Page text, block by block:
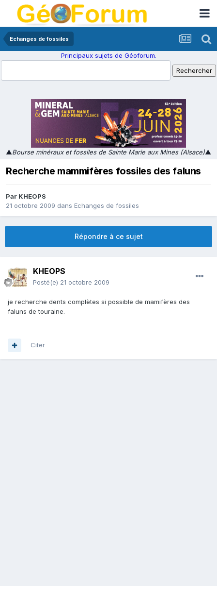
Echanges de fossiles
Principaux sujets de Géoforum.
▲Bourse minéraux et fossiles de Sainte Marie aux Mines (Alsace)▲
Recherche mammifères fossiles des faluns
Par KHEOPS
21 octobre 2009 dans Echanges de fossiles
Répondre à ce sujet
KHEOPS
Posté(e) 21 octobre 2009
je recherche dents complètes si possible de mamifères des
faluns de touraine.
Citer